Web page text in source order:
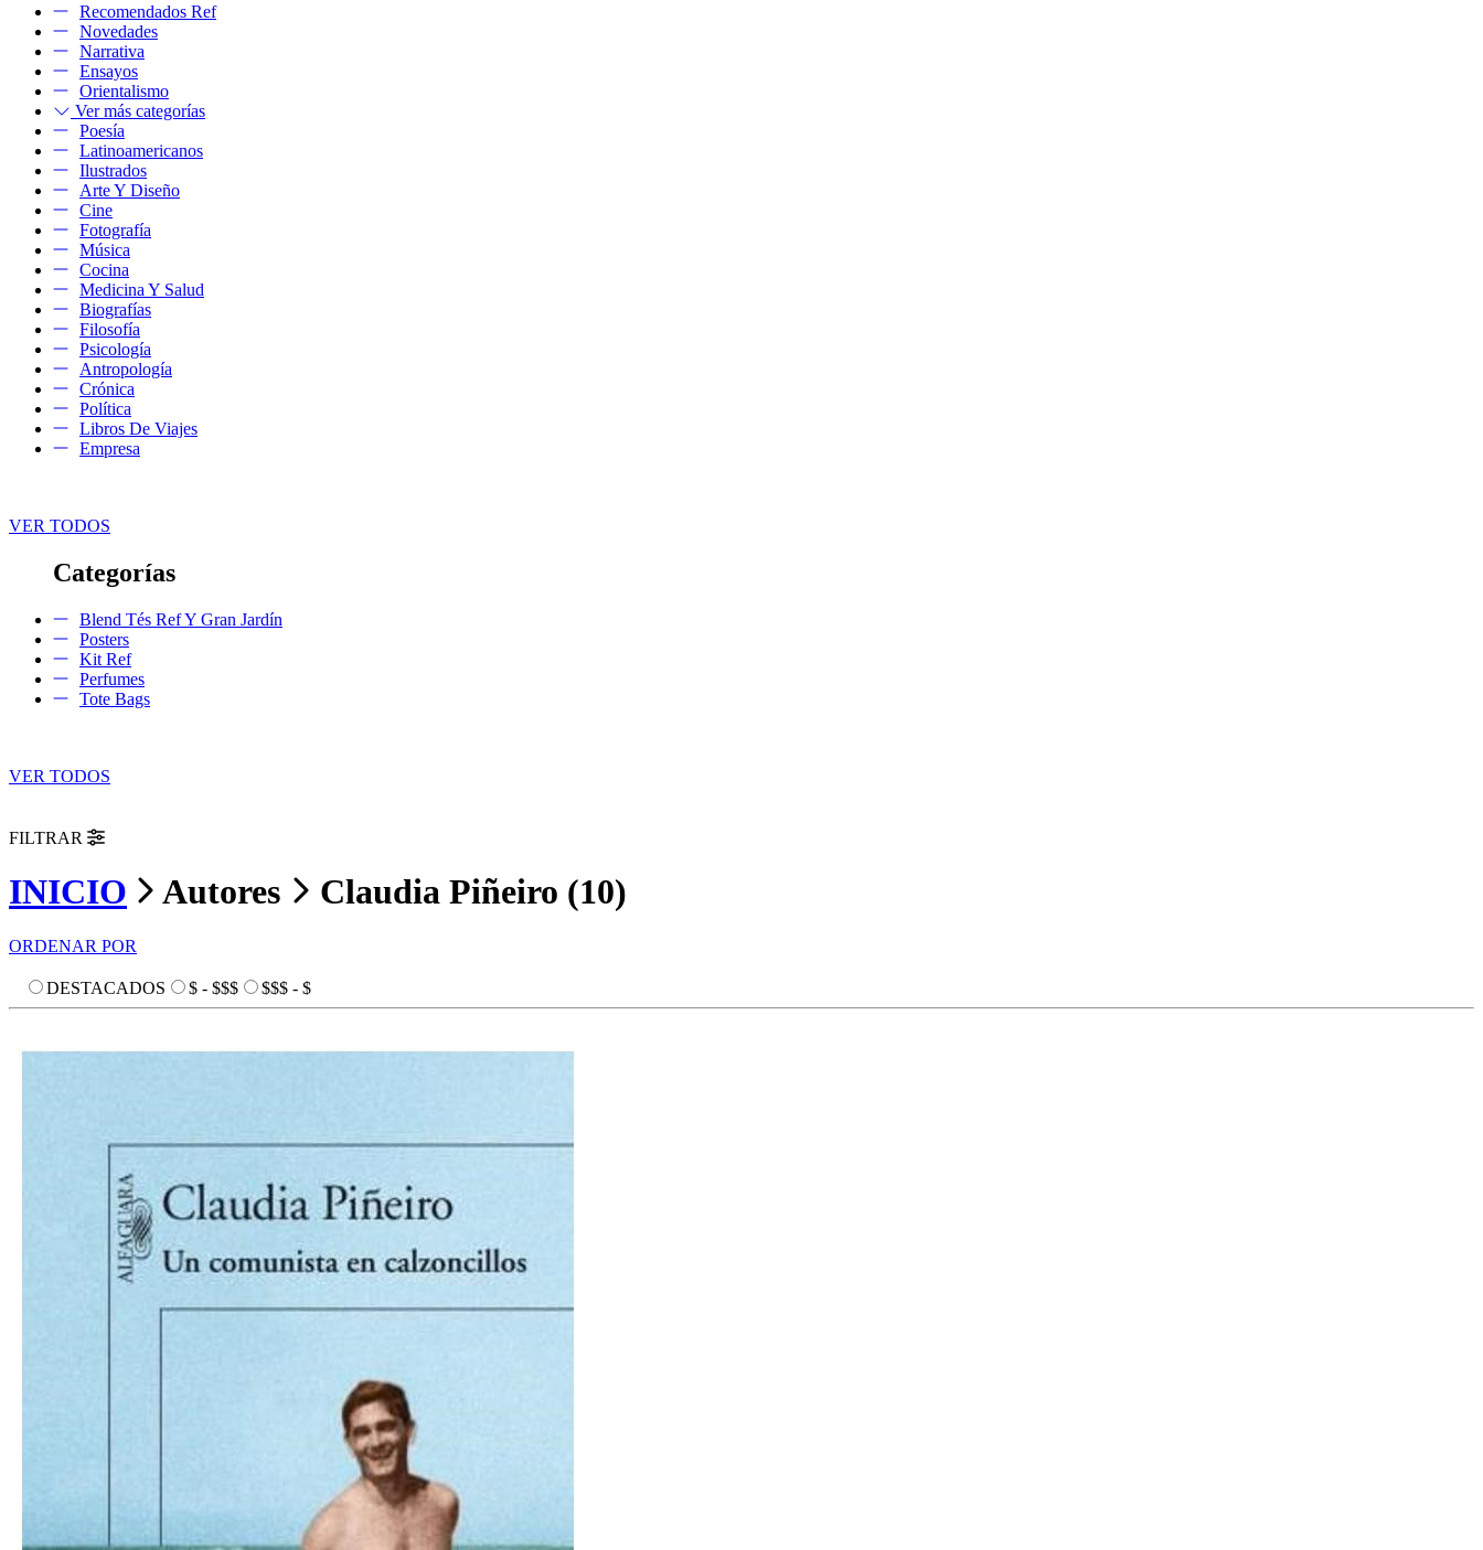
Recomendados Ref
Novedades
Narrativa
Ensayos
Orientalismo
Ver más categorías
Poesía
Latinoamericanos
Ilustrados
Arte Y Diseño
Cine
Fotografía
Música
Cocina
Medicina Y Salud
Biografías
Filosofía
Psicología
Antropología
Crónica
Política
Libros De Viajes
Empresa
VER TODOS
Categorías
Blend Tés Ref Y Gran Jardín
Posters
Kit Ref
Perfumes
Tote Bags
VER TODOS
FILTRAR
INICIO Autores Claudia Piñeiro (10)
ORDENAR POR
DESTACADOS $ - $$$ $$$ - $